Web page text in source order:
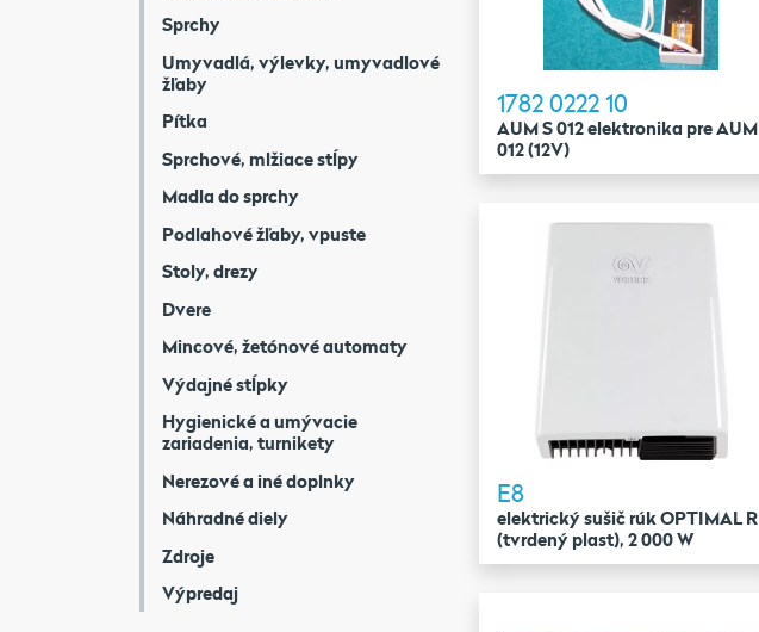
Sprchy
Umyvadlá, výlevky, umyvadlové
žľaby
Pítka
Sprchové, mlžiace stĺpy
Madla do sprchy
Podlahové žľaby, vpuste
Stoly, drezy
Dvere
Mincové, žetónové automaty
Výdajné stĺpky
Hygienické a umývacie
zariadenia, turnikety
Nerezové a iné doplnky
Náhradné diely
Zdroje
Výpredaj
1782 0222 10
AUM S 012 elektronika pre AUM
012 (12V)
E8
elektrický sušič rúk OPTIMAL R
(tvrdený plast), 2 000 W